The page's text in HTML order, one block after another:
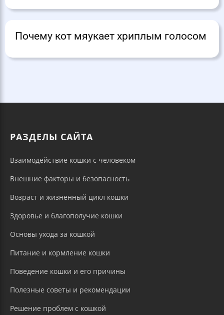
Почему кот мяукает хриплым голосом
РАЗДЕЛЫ САЙТА
Взаимодействие кошки с человеком
Внешние факторы и безопасность
Возраст и жизненный цикл кошки
Здоровье и благополучие кошки
Основы ухода за кошкой
Питание и кормление кошки
Поведение кошки и его причины
Полезные советы и рекомендации
Решение проблем с кошкой